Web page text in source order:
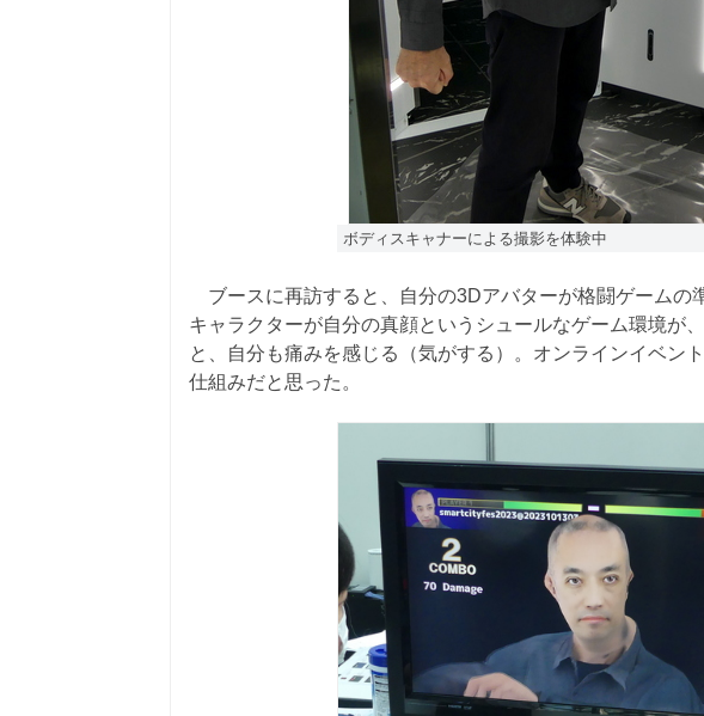
ボディスキャナーによる撮影を体験中
ブースに再訪すると、自分の3Dアバターが格闘ゲームの
キャラクターが自分の真顔というシュールなゲーム環境が
と、自分も痛みを感じる（気がする）。オンラインイベン
仕組みだと思った。